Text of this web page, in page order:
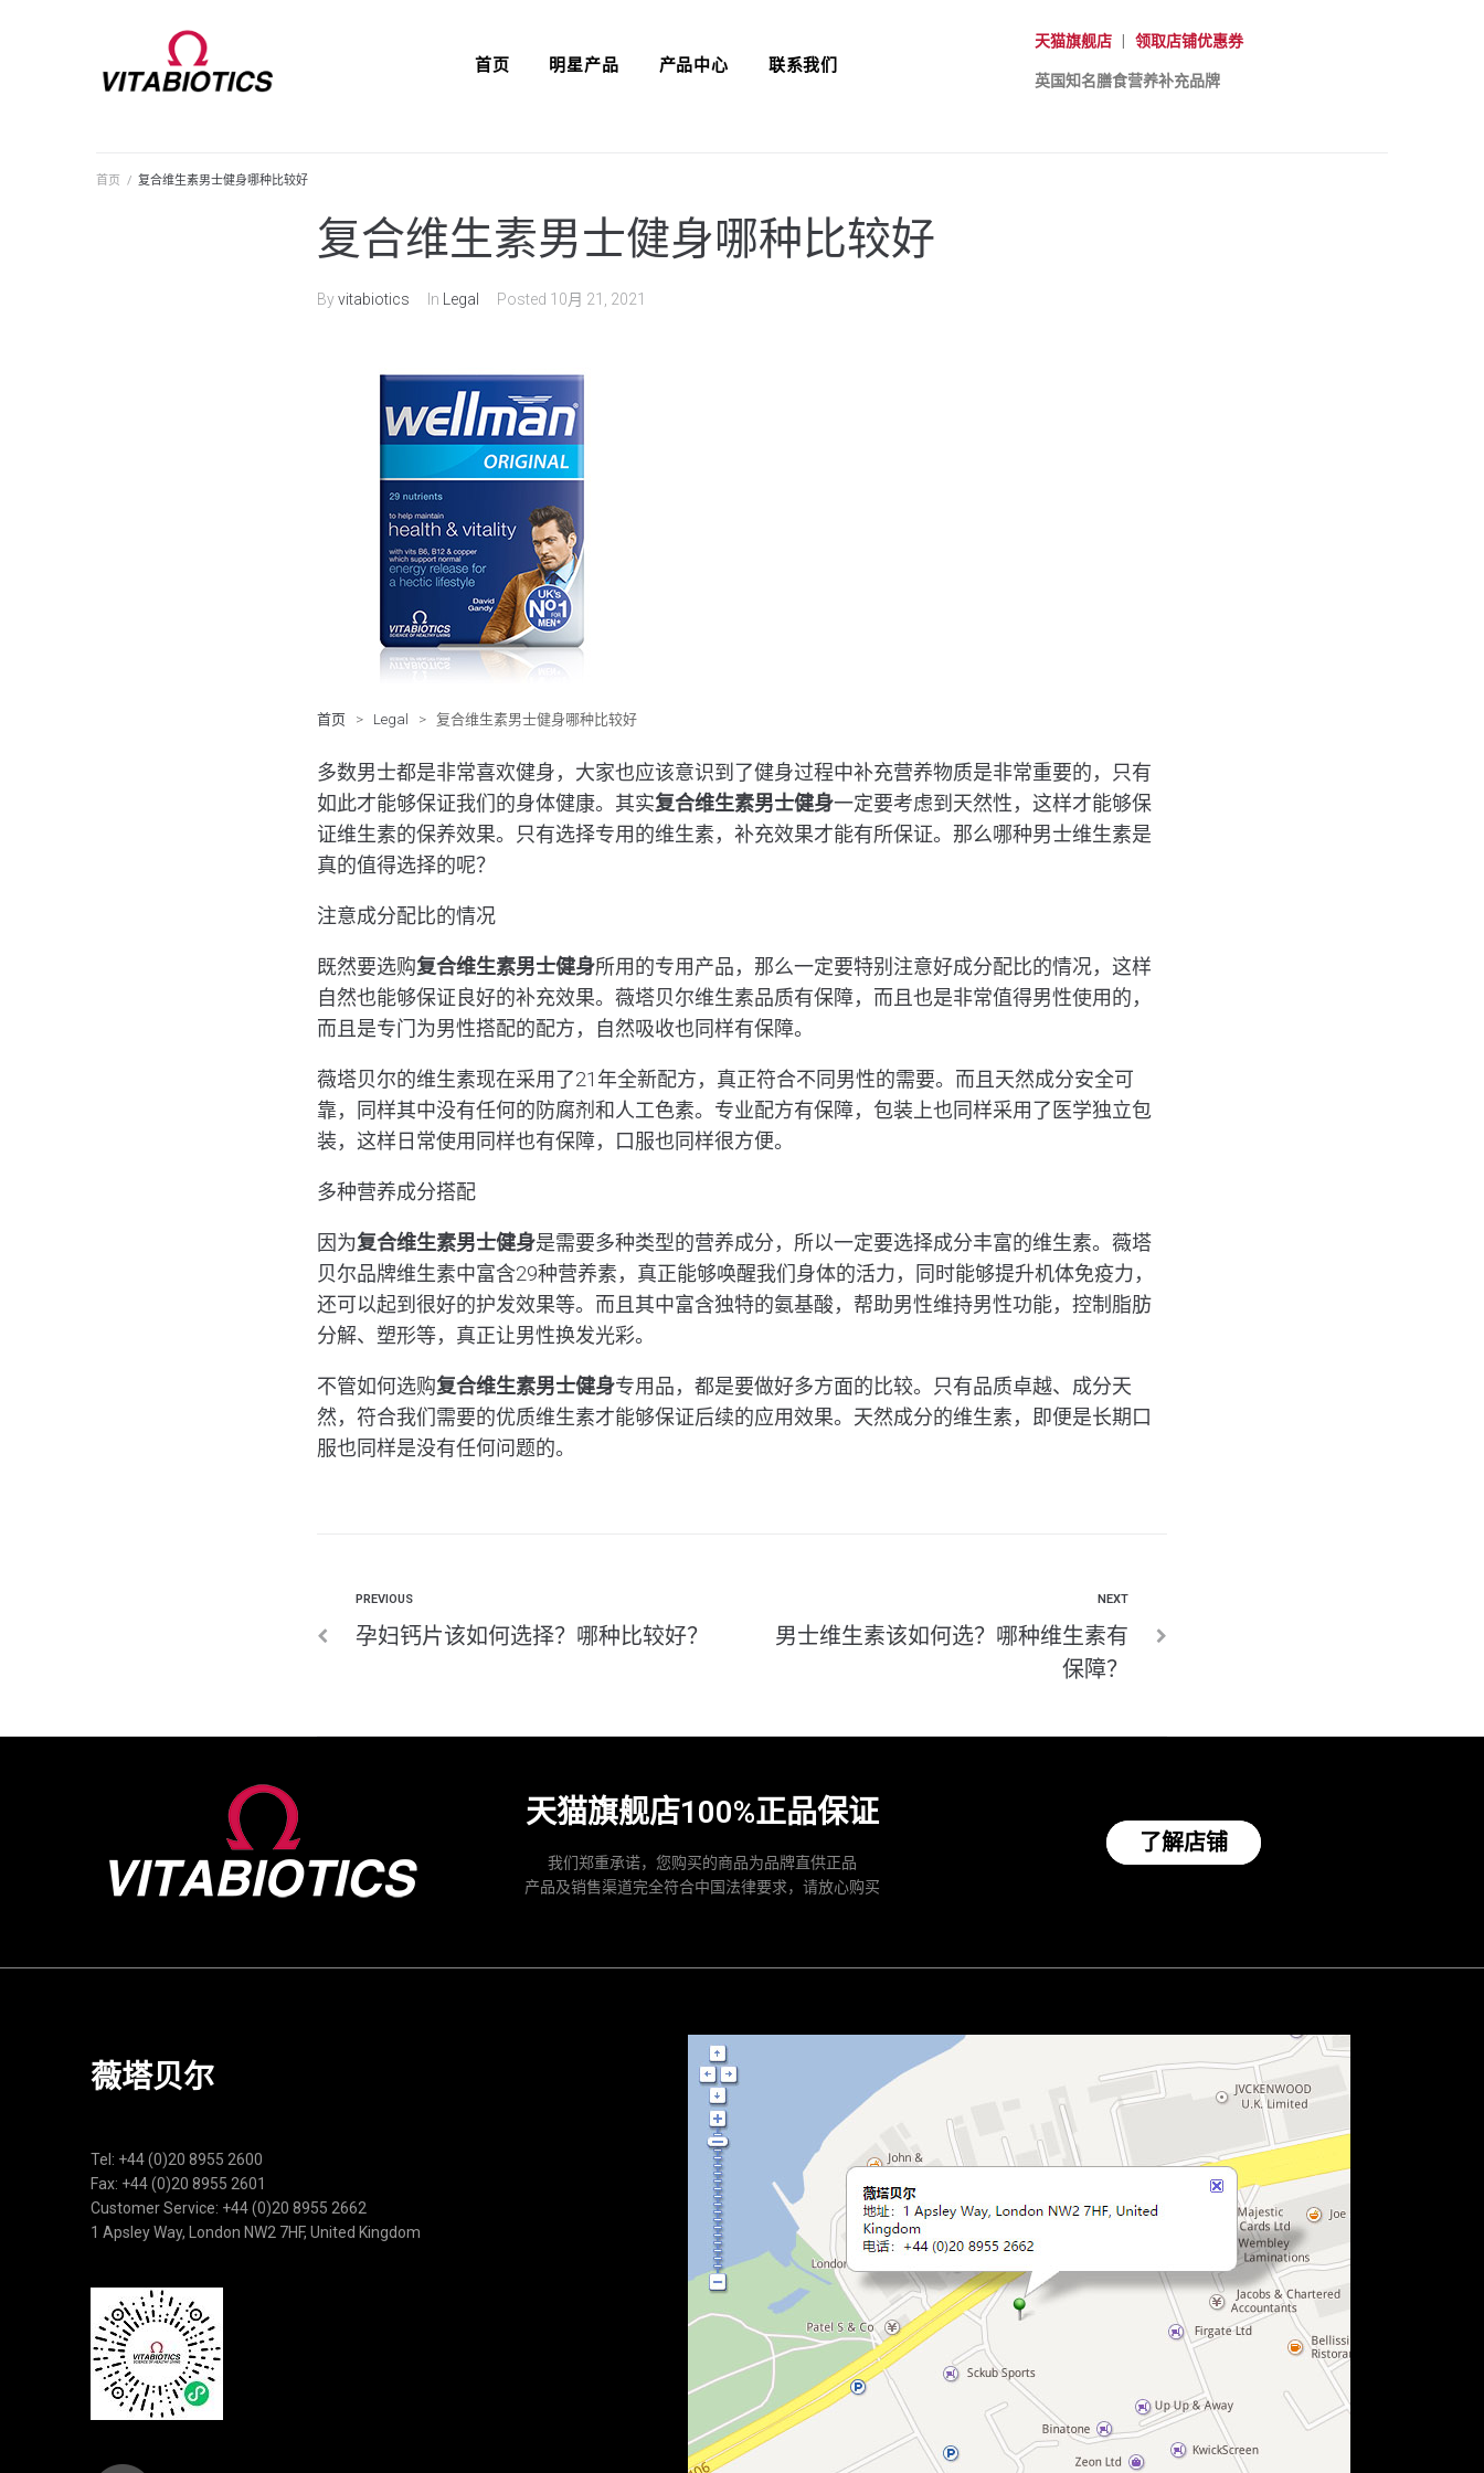
首页 明星产品 产品中心 联系我们
天猫旗舰店| 领取店铺优惠券
英国知名膳食营养补充品牌
首页 / 复合维生素男士健身哪种比较好
复合维生素男士健身哪种比较好
Byvitabiotics In Legal Posted 10月 21, 2021
首页 > Legal > 复合维生素男士健身哪种比较好
多数男士都是非常喜欢健身，大家也应该意识到了健身过程中补充营养物质是非常重要的，只有
如此才能够保证我们的身体健康。其实复合维生素男士健身一定要考虑到天然性，这样才能够保
证维生素的保养效果。只有选择专用的维生素，补充效果才能有所保证。那么哪种男士维生素是
真的值得选择的呢？
注意成分配比的情况
既然要选购复合维生素男士健身所用的专用产品，那么一定要特别注意好成分配比的情况，这样
自然也能够保证良好的补充效果。薇塔贝尔维生素品质有保障，而且也是非常值得男性使用的，
而且是专门为男性搭配的配方，自然吸收也同样有保障。
薇塔贝尔的维生素现在采用了21年全新配方，真正符合不同男性的需要。而且天然成分安全可
靠，同样其中没有任何的防腐剂和人工色素。专业配方有保障，包装上也同样采用了医学独立包
装，这样日常使用同样也有保障，口服也同样很方便。
多种营养成分搭配
因为复合维生素男士健身是需要多种类型的营养成分，所以一定要选择成分丰富的维生素。薇塔
贝尔品牌维生素中富含29种营养素，真正能够唤醒我们身体的活力，同时能够提升机体免疫力，
还可以起到很好的护发效果等。而且其中富含独特的氨基酸，帮助男性维持男性功能，控制脂肪
分解、塑形等，真正让男性换发光彩。
不管如何选购复合维生素男士健身专用品，都是要做好多方面的比较。只有品质卓越、成分天
然，符合我们需要的优质维生素才能够保证后续的应用效果。天然成分的维生素，即便是长期口
服也同样是没有任何问题的。
PREVIOUS
孕妇钙片该如何选择？哪种比较好？
NEXT
男士维生素该如何选？哪种维生素有
保障？
天猫旗舰店100%正品保证
我们郑重承诺，您购买的商品为品牌直供正品
产品及销售渠道完全符合中国法律要求，请放心购买
了解店铺
薇塔贝尔
Tel: +44 (0)20 8955 2600
Fax: +44 (0)20 8955 2601
Customer Service: +44 (0)20 8955 2662
1 Apsley Way, London NW2 7HF, United Kingdom